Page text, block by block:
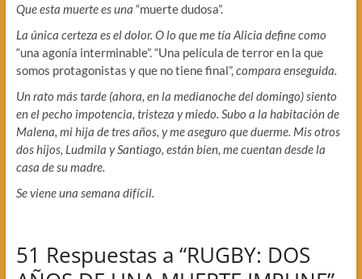
Que esta muerte es una “muerte dudosa”.
La única certeza es el dolor. O lo que me tía Alicia define como
“una agonía interminable”. “Una película de terror en la que
somos protagonistas y que no tiene final”,compara enseguida.
Un rato más tarde (ahora, en la medianoche del domingo) siento
en el pecho impotencia, tristeza y miedo. Subo a la habitación de
Malena, mi hija de tres años, y me aseguro que duerme. Mis otros
dos hijos, Ludmila y Santiago, están bien, me cuentan desde la
casa de su madre.
Se viene una semana difícil.
51 Respuestas a “RUGBY: DOS